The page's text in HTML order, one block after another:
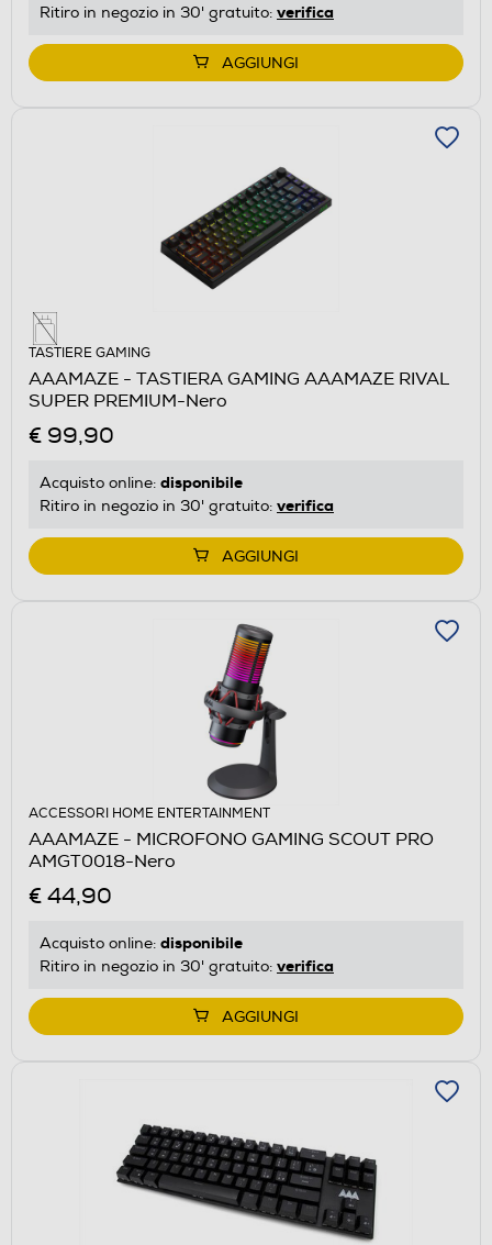
Ritiro in negozio in 30' gratuito: verifica
AGGIUNGI
TASTIERE GAMING
AAAMAZE - TASTIERA GAMING AAAMAZE RIVAL
SUPER PREMIUM-Nero
€ 99,90
Acquisto online: disponibile
Ritiro in negozio in 30' gratuito: verifica
AGGIUNGI
ACCESSORI HOME ENTERTAINMENT
AAAMAZE - MICROFONO GAMING SCOUT PRO
AMGT0018-Nero
€ 44,90
Acquisto online: disponibile
Ritiro in negozio in 30' gratuito: verifica
AGGIUNGI